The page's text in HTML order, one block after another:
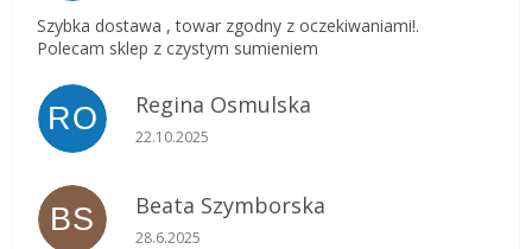
Szybka dostawa , towar zgodny z oczekiwaniami!.
Polecam sklep z czystym sumieniem
RO Regina Osmulska
Ocena sklepu to 5 na 5 gwiazdek.
22.10.2025
BS Beata Szymborska
Ocena sklepu to 5 na 5 gwiazdek.
28.6.2025